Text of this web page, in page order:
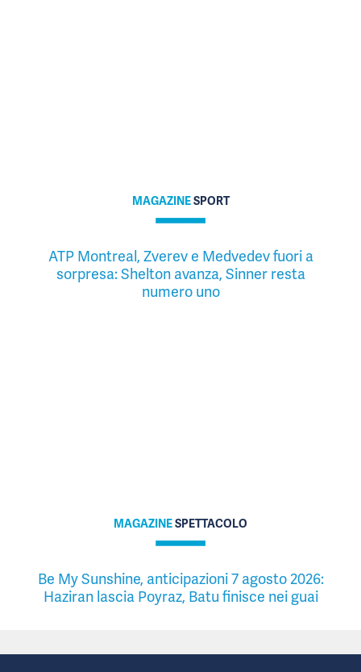
MAGAZINESPORT
ATP Montreal, Zverev e Medvedev fuori a
sorpresa: Shelton avanza, Sinner resta
numero uno
MAGAZINESPETTACOLO
Be My Sunshine, anticipazioni 7 agosto 2026:
Haziran lascia Poyraz, Batu finisce nei guai